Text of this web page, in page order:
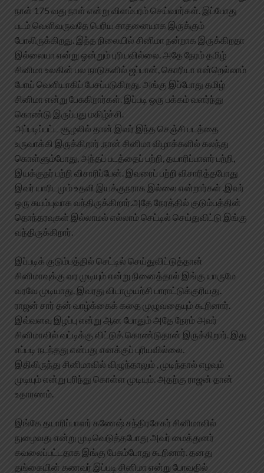
நாள் 175 வது நாள் என்று விளம்பரம் செய்வார்கள். இப்போது
படம் வெளிவருவதே பெரிய சாதனையாக இருக்கும்
போலிருக்கிறது. இந்த நிலையில் சினிமா நன்றாக இருக்கிறதா
இல்லையா என்று ஒன்றும் புரியவில்லை. அதே நேரம் தமிழ்
சினிமா உலகின் பல நாடுகளில் ஜப்பான், கொரியா என்றெல்லாம்
போய் வெளியாகிப் பேசப்படுகிறது. அங்கு இப்போது தமிழ்
சினிமா என்று பேசுகிறார்கள். இப்படி ஒரு பக்கம் வளர்ந்து
கொண்டு இருப்பது மகிழ்ச்சி.
அப்படிப்பட்ட சூழலில் தான் இவர் இந்த செஞ்சி படத்தை
உருவாக்கி இருக்கிறார் .நான் சினிமா விழாக்களில் கலந்து
கொள்ளும்போது, அந்தப் படத்தைப் பற்றி, தயாரிப்பாளர் பற்றி,
இயக்குநர் பற்றி விசாரிப்பேன். இவரைப் பற்றி விசாரித்தபோது
இவர் யாரிடமும் உதவி இயக்குநராக இல்லை என்றார்கள் .இவர்
ஒரு சுயம்புவாக வந்திருக்கிறார்.அதே நேரத்தில் குடும்பத்தின்
தொந்தரவுகள் இல்லாமல் எல்லாம் செட்டில் செய்துவிட்டு இங்கு
வந்திருக்கிறார்.
இப்படிக் குடும்பத்தில் செட்டில் செய்துவிட்டுத்தான்
சினிமாவுக்கு வர முடியும் என்று நினைத்தால் இங்கு யாருமே
வரவே முடியாது. இவரது விடாமுயற்சி பாராட்டுக்குரியது.
ராஜன் சார் தன் வாழ்க்கைக் கதை முழுவதையும் கூறினார்.
இவ்வளவு இழப்பு என்று ஆன போதும் அதே நேரம் அவர்
சினிமாவில் வட்டிக்கு விட்டுக் கொண்டுதான் இருக்கிறார். இது
எப்படி நடந்தது என்பது எனக்குப் புரியவில்லை.
இதிலிருந்து சினிமாவில் விழுந்தாலும் , முடிந்தால் எழவும்
முடியும் என்று புரிந்து கொள்ள முடியும். அதற்கு ராஜன் தான்
உதாரணம்.
இங்கே தயாரிப்பாளர் கணேஷ் சந்திரசேகர் சினிமாவில்
நுழைவது என்று முடிவெடுத்தபோது அவர் மைத்துனர்
கவலைப்பட்டதாக இங்கு பேசும்போது கூறினார். தனது
தங்கையின் கணவர் இப்படி சினிமா என்று போவதில்